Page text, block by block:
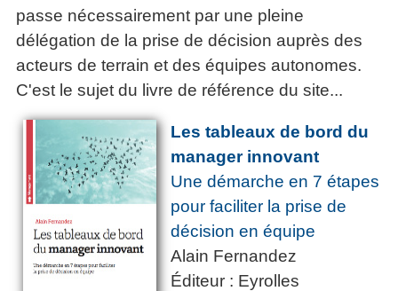
passe nécessairement par une pleine
délégation de la prise de décision auprès des
acteurs de terrain et des équipes autonomes.
C'est le sujet du livre de référence du site...
Les tableaux de bord du
manager innovant
Une démarche en 7 étapes
pour faciliter la prise de
décision en équipe
Alain Fernandez
Éditeur : Eyrolles